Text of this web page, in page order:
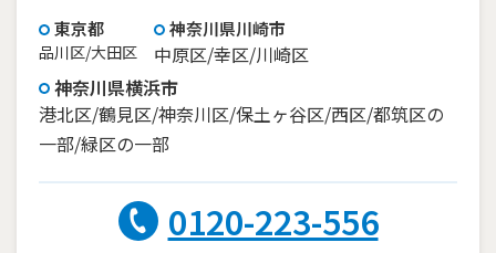
東京都
品川区/大田区
神奈川県川崎市
中原区/幸区/川崎区
神奈川県横浜市
港北区/鶴見区/神奈川区/保土ヶ谷区/西区/都筑区の
一部/緑区の一部
0120-223-556